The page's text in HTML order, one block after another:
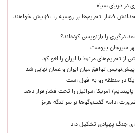
فشار تحریم‌ها بر روسیه را افزایش خواهند
درگیری را بازنویسی کرده‌اند؟
سیرجان پیوست
از تحریم‌های مرتبط با ایران را لغو کرد
توافق میان ایران و عمان نهایی شد
در منطقه رو به افول است
آمریکا اسرائیل را تحت فشار قرار دهد
ضرورت ادامه گفت‌وگوها بر سر تنگه هرمز
جنگ پهپادی تشکیل داد